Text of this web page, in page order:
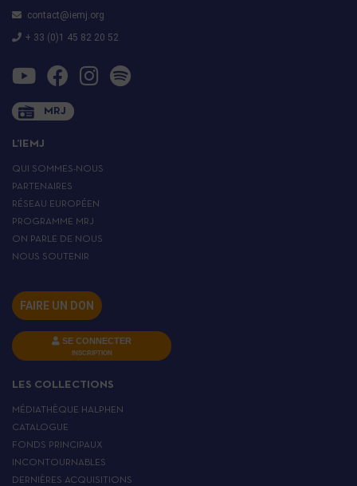
contact@iemj.org
+ 33 (0)1 45 82 20 52
MRJ
L’IEMJ
QUI SOMMES-NOUS
PARTENAIRES
RÉSEAU EUROPÉEN
PROGRAMME MRJ
ON PARLE DE NOUS
NOUS SOUTENIR
FAIRE UN DON
SE CONNECTER
INSCRIPTION
LES COLLECTIONS
MÉDIATHÈQUE HALPHEN
CATALOGUE
FONDS PRINCIPAUX
INCONTOURNABLES
DERNIÈRES ACQUISITIONS